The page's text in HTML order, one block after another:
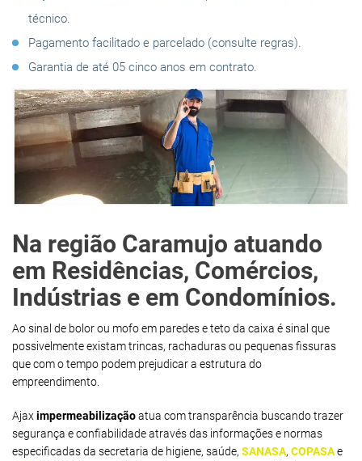
técnico.
Pagamento facilitado e parcelado (consulte regras).
Garantia de até 05 cinco anos em contrato.
Na região Caramujo atuando
em Residências, Comércios,
Indústrias e em Condomínios.
Ao sinal de bolor ou mofo em paredes e teto da caixa é sinal que
possivelmente existam trincas, rachaduras ou pequenas fissuras
que com o tempo podem prejudicar a estrutura do
empreendimento.
Ajaximpermeabilizaçãoatua com transparência buscando trazer
segurança e confiabilidade através das informações e normas
especificadas da secretaria de higiene, saúde, SANASA, COPASAe